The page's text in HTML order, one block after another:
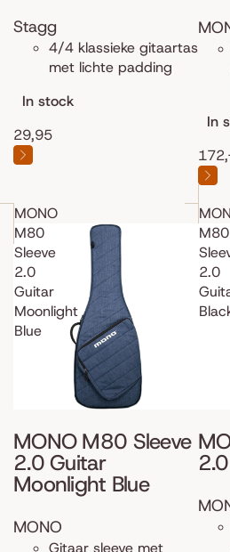
Stagg
4/4 klassieke gitaartas
met lichte padding
In stock
29,95
In
MONO
M80
Sleeve
2.0
Guitar
Moonlight
Blue
MONO M80 Sleeve
2.0 Guitar
Moonlight Blue
MONO
Gitaar sleeve met
M80
2.0